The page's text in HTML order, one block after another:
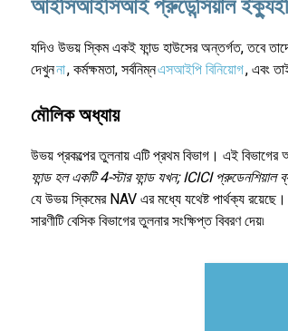
আইসিআইসিআই প্রুডেন্সিয়াল
যদিও উভয় স্কিম একই ফান্ড হাউসের অন্তর্গত, তবে
দেখুননা, কর্মক্ষমতা, সর্বনিম্নএসআইপি বিনিয়োগ, এবং
মৌলিক অধ্যায়
উভয় প্রকল্পের তুলনায় এটি প্রথম বিভাগ। এই বিভাগের
ফান্ড হল একটি 4-স্টার ফান্ড যখন; ICICI প্রুডেনশিয়াল
যে উভয় স্কিমের NAV এর মধ্যে যথেষ্ট পার্থক্য
সারণীটি বেসিক বিভাগের তুলনার সংক্ষিপ্ত বিবরণ দেয়৷